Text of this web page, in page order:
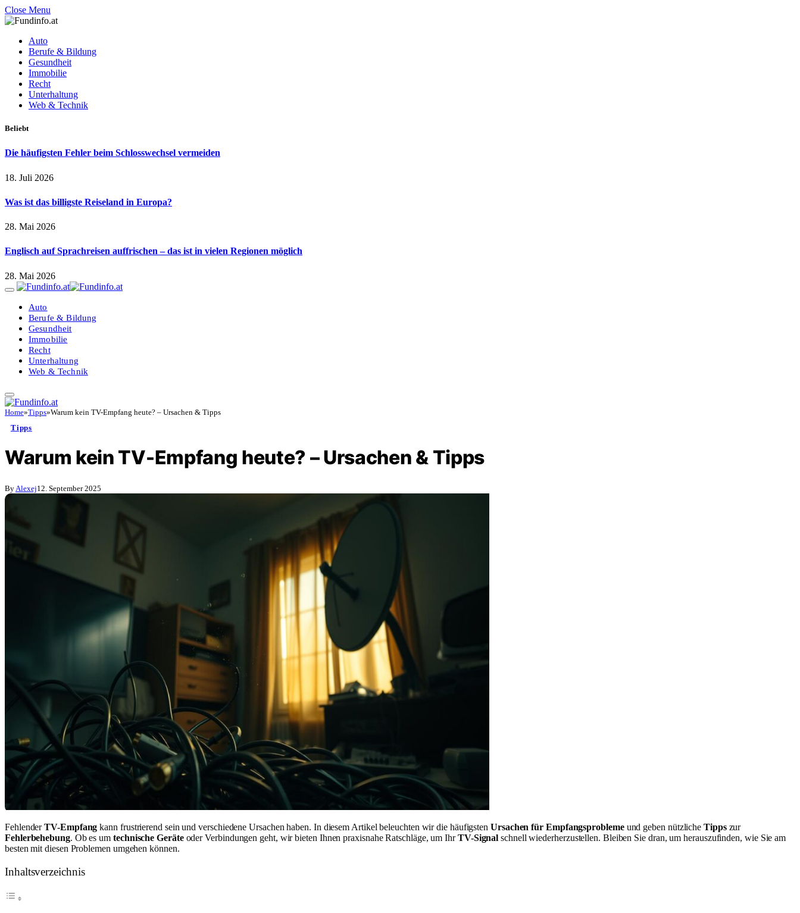
Close Menu
Auto
Berufe & Bildung
Gesundheit
Immobilie
Recht
Unterhaltung
Web & Technik
Beliebt
Die häufigsten Fehler beim Schlosswechsel vermeiden
18. Juli 2026
Was ist das billigste Reiseland in Europa?
28. Mai 2026
Englisch auf Sprachreisen auffrischen – das ist in vielen Regionen möglich
28. Mai 2026
Auto
Berufe & Bildung
Gesundheit
Immobilie
Recht
Unterhaltung
Web & Technik
Home»Tipps»Warum kein TV-Empfang heute? – Ursachen & Tipps
Tipps
Warum kein TV-Empfang heute? – Ursachen & Tipps
By Alexej12. September 2025
FehlenderTV-Empfang kann frustrierend sein und verschiedene Ursachen haben. In diesem Artikel beleuchten wir die häufigstenUrsachen für Empfangsproblemeund geben nützlicheTippszur
Fehlerbehebung. Ob es umtechnische Geräteoder Verbindungen geht, wir bieten Ihnen praxisnahe Ratschläge, um IhrTV-Signal schnell wiederherzustellen. Bleiben Sie dran, um herauszufinden, wie Sie am
besten mit diesen Problemen umgehen können.
Inhaltsverzeichnis